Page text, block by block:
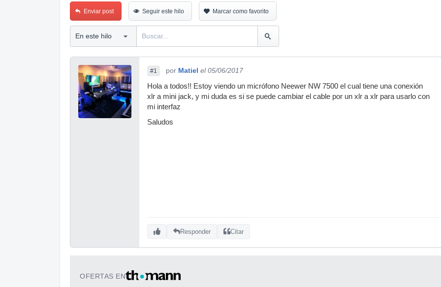
Enviar post Seguir este hilo Marcar como favorito
#1 por Matiel el 05/06/2017
Hola a todos!! Estoy viendo un micrófono Neewer NW 7500 el cual tiene una conexión
xlr a mini jack, y mi duda es si se puede cambiar el cable por un xlr a xlr para usarlo con
mi interfaz
Saludos
Responder Citar
OFERTAS EN